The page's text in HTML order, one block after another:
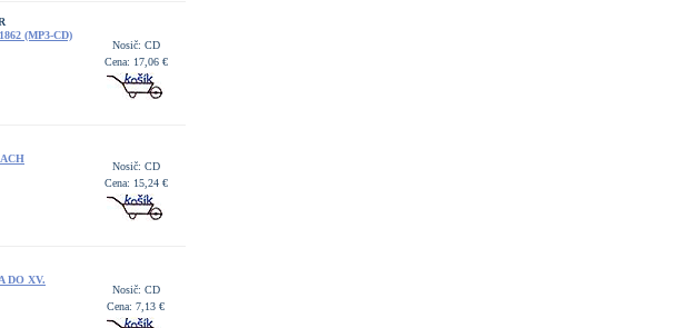
(MP3-CD)
Nosič: CD
Cena: 17,06 €
Nosič: CD
Cena: 15,24 €
DO XV.
Nosič: CD
Cena: 7,13 €